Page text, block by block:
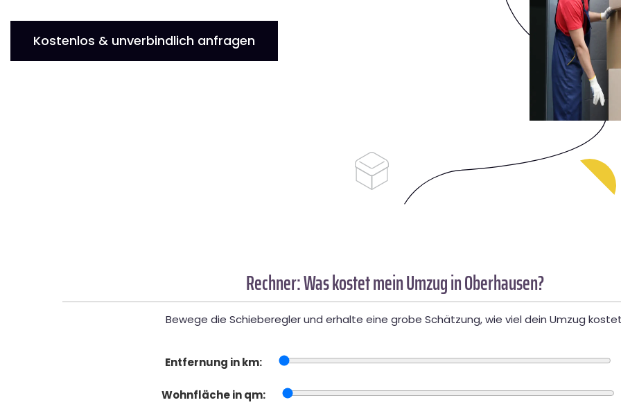
Kostenlos & unverbindlich anfragen
Rechner: Was kostet mein Umzug in Oberhausen?
Bewege die Schieberegler und erhalte eine grobe Schätzung, wie viel dein Umzug
Entfernung in km:
Wohnfläche in qm: